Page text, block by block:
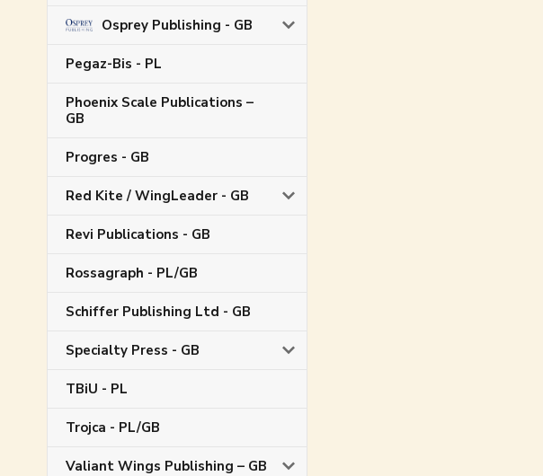
Osprey Publishing - GB
Pegaz-Bis - PL
Phoenix Scale Publications –
GB
Progres - GB
Red Kite / WingLeader - GB
Revi Publications - GB
Rossagraph - PL/GB
Schiffer Publishing Ltd - GB
Specialty Press - GB
TBiU - PL
Trojca - PL/GB
Valiant Wings Publishing – GB